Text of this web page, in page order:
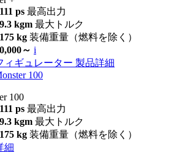
111 ps 最高出力
9.3 kgm 最大トルク
175 kg 装備重量（燃料を除く）
～ i
ィギュレーター 製品詳細
100
100
111 ps 最高出力
9.3 kgm 最大トルク
175 kg 装備重量（燃料を除く）
細